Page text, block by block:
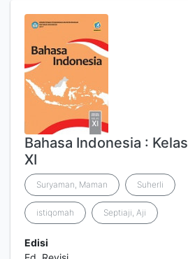
Bahasa Indonesia : Kelas
XI
Suryaman, Maman Suherli
istiqomah Septiaji, Aji
Edisi